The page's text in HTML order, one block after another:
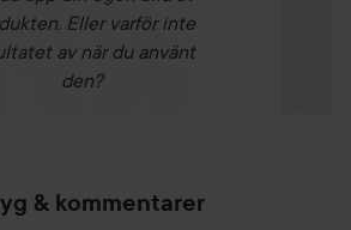
Eller varför inte
av när du använt
den?
& kommentarer